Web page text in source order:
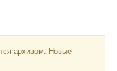
архивом. Новые